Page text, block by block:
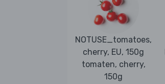
NOTUSE_tomatoes,
cherry, EU, 150g
tomaten, cherry,
150g